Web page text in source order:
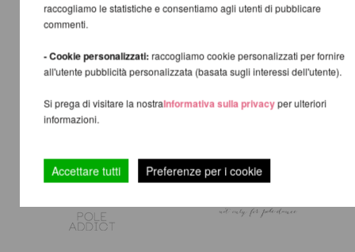
raccogliamo le statistiche e consentiamo agli utenti di pubblicare
commenti.
- Cookie personalizzati:raccogliamo cookie personalizzati per fornire
all'utente pubblicità personalizzata (basata sugli interessi dell'utente).
Si prega di visitare la nostraInformativa sulla privacyper ulteriori
informazioni.
Accettare tutti Preferenze per i cookie